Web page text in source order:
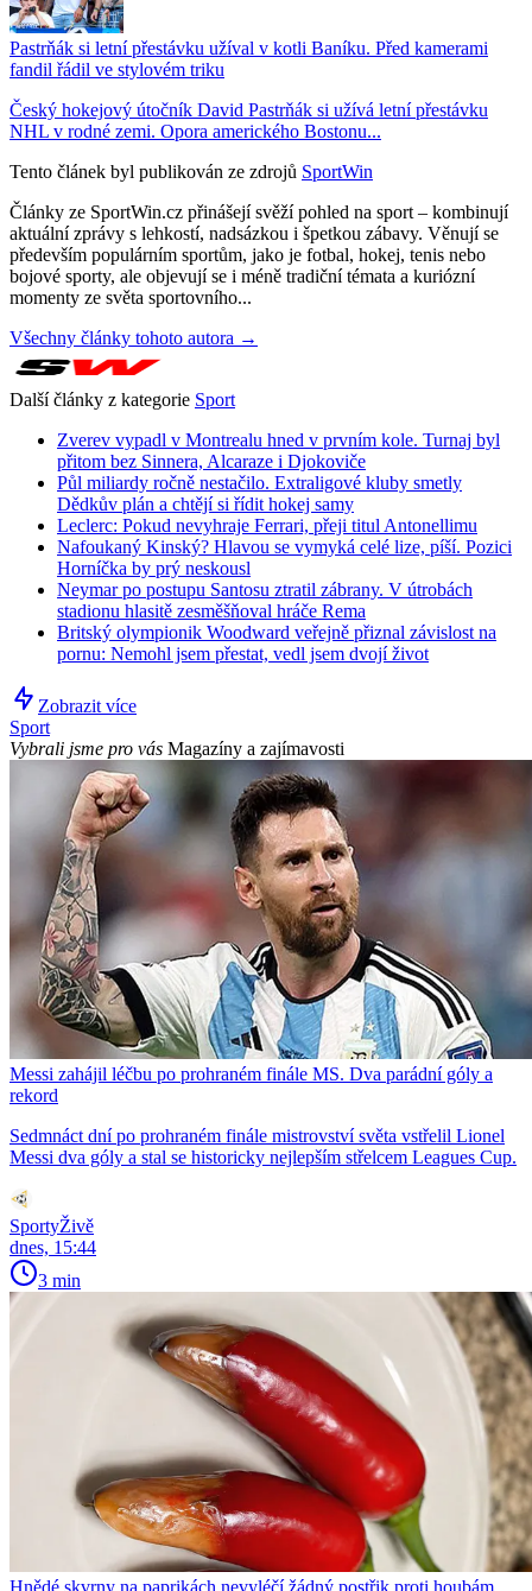
Pastrňák si letní přestávku užíval v kotli Baníku. Před kamerami
fandil řádil ve stylovém triku
Český hokejový útočník David Pastrňák si užívá letní přestávku
NHL v rodné zemi. Opora amerického Bostonu...
Tento článek byl publikován ze zdrojů SportWin
Články ze SportWin.cz přinášejí svěží pohled na sport – kombinují
aktuální zprávy s lehkostí, nadsázkou i špetkou zábavy. Věnují se
především populárním sportům, jako je fotbal, hokej, tenis nebo
bojové sporty, ale objevují se i méně tradiční témata a kuriózní
momenty ze světa sportovního...
Všechny články tohoto autora →
Další články z kategorie Sport
Zverev vypadl v Montrealu hned v prvním kole. Turnaj byl
přitom bez Sinnera, Alcaraze i Djokoviče
Půl miliardy ročně nestačilo. Extraligové kluby smetly
Dědkův plán a chtějí si řídit hokej samy
Leclerc: Pokud nevyhraje Ferrari, přeji titul Antonellimu
Nafoukaný Kinský? Hlavou se vymyká celé lize, píší. Pozici
Horníčka by prý neskousl
Neymar po postupu Santosu ztratil zábrany. V útrobách
stadionu hlasitě zesměšňoval hráče Rema
Britský olympionik Woodward veřejně přiznal závislost na
pornu: Nemohl jsem přestat, vedl jsem dvojí život
Zobrazit více
Sport
Vybrali jsme pro vás Magazíny a zajímavosti
Messi zahájil léčbu po prohraném finále MS. Dva parádní góly a
rekord
Sedmnáct dní po prohraném finále mistrovství světa vstřelil Lionel
Messi dva góly a stal se historicky nejlepším střelcem Leagues Cup.
SportyŽivě
dnes, 15:44
3 min
Hnědé skvrny na paprikách nevyléčí žádný postřik proti houbám.